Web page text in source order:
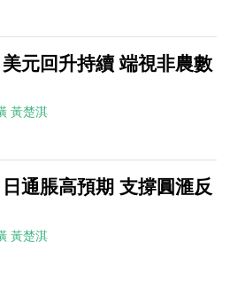
美元回升持續 端視非農數
黃楚淇
日通脹高預期 支撐圓滙反
黃楚淇